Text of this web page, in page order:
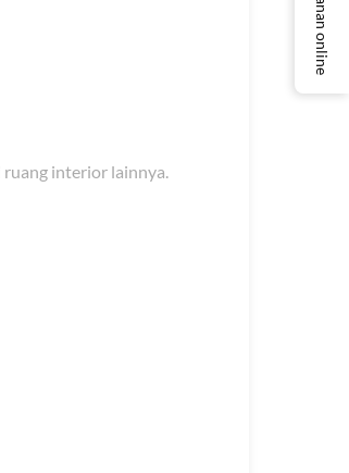
Layanan online
ruang interior lainnya.